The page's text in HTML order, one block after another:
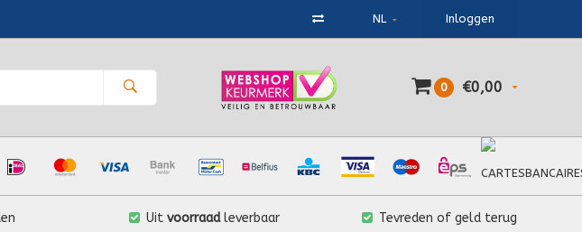
NL Inloggen
0 €0,00
Uit voorraadleverbaar Tevreden of geld terug